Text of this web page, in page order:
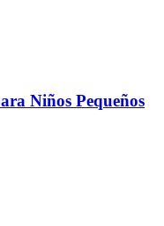
Niños Pequeños